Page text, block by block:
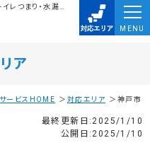
MENU
ア
ービスHOME 対応エリア 神戸市
最終更新日:2025/1/10
公開日:2025/1/10